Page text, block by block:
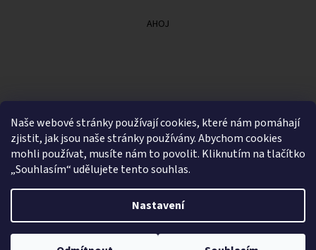
Naše webové stránky používají cookies, které nám pomáhají
zjistit, jak jsou naše stránky používány. Abychom cookies
mohli používat, musíte nám to povolit. Kliknutím na tlačítko
„Souhlasím“ udělujete tento souhlas.
Nastavení
AHOJ
Vytvořil Shoptet